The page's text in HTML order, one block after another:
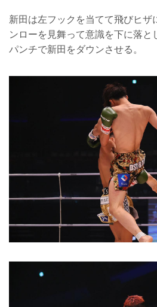
新田は左フックを当てて飛びヒザ
ンローを見舞って意識を下に落と
パンチで新田をダウンさせる。